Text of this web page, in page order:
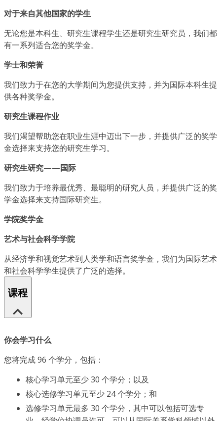
对于来自其他国家的学生
无论您是本科生、研究生课程学生还是研究生研究员，我们都
有一系列适合您的奖学金。
学士和荣誉
我们致力于在您的大学期间为您提供支持，并为国际本科生提
供各种奖学金。
研究生课程作业
我们渴望帮助您在职业生涯中迈出下一步，并提供广泛的奖学
金选择来支持您的研究生学习。
研究生研究——国际
我们致力于培养最优秀、最聪明的研究人员，并提供广泛的奖
学金选择来支持国际研究生。
学院奖学金
艺术与社会科学学院
从经济学和视觉艺术到人类学和语言奖学金，我们为国际艺术
和社会科学学生提供了广泛的选择。
课程
你会学习什么
您将完成 96 个学分，包括：
核心学习单元至少 30 个学分；以及
核心选修学习单元至少 24 个学分；和
选修学习单元最多 30 个学分，其中可以包括可选专